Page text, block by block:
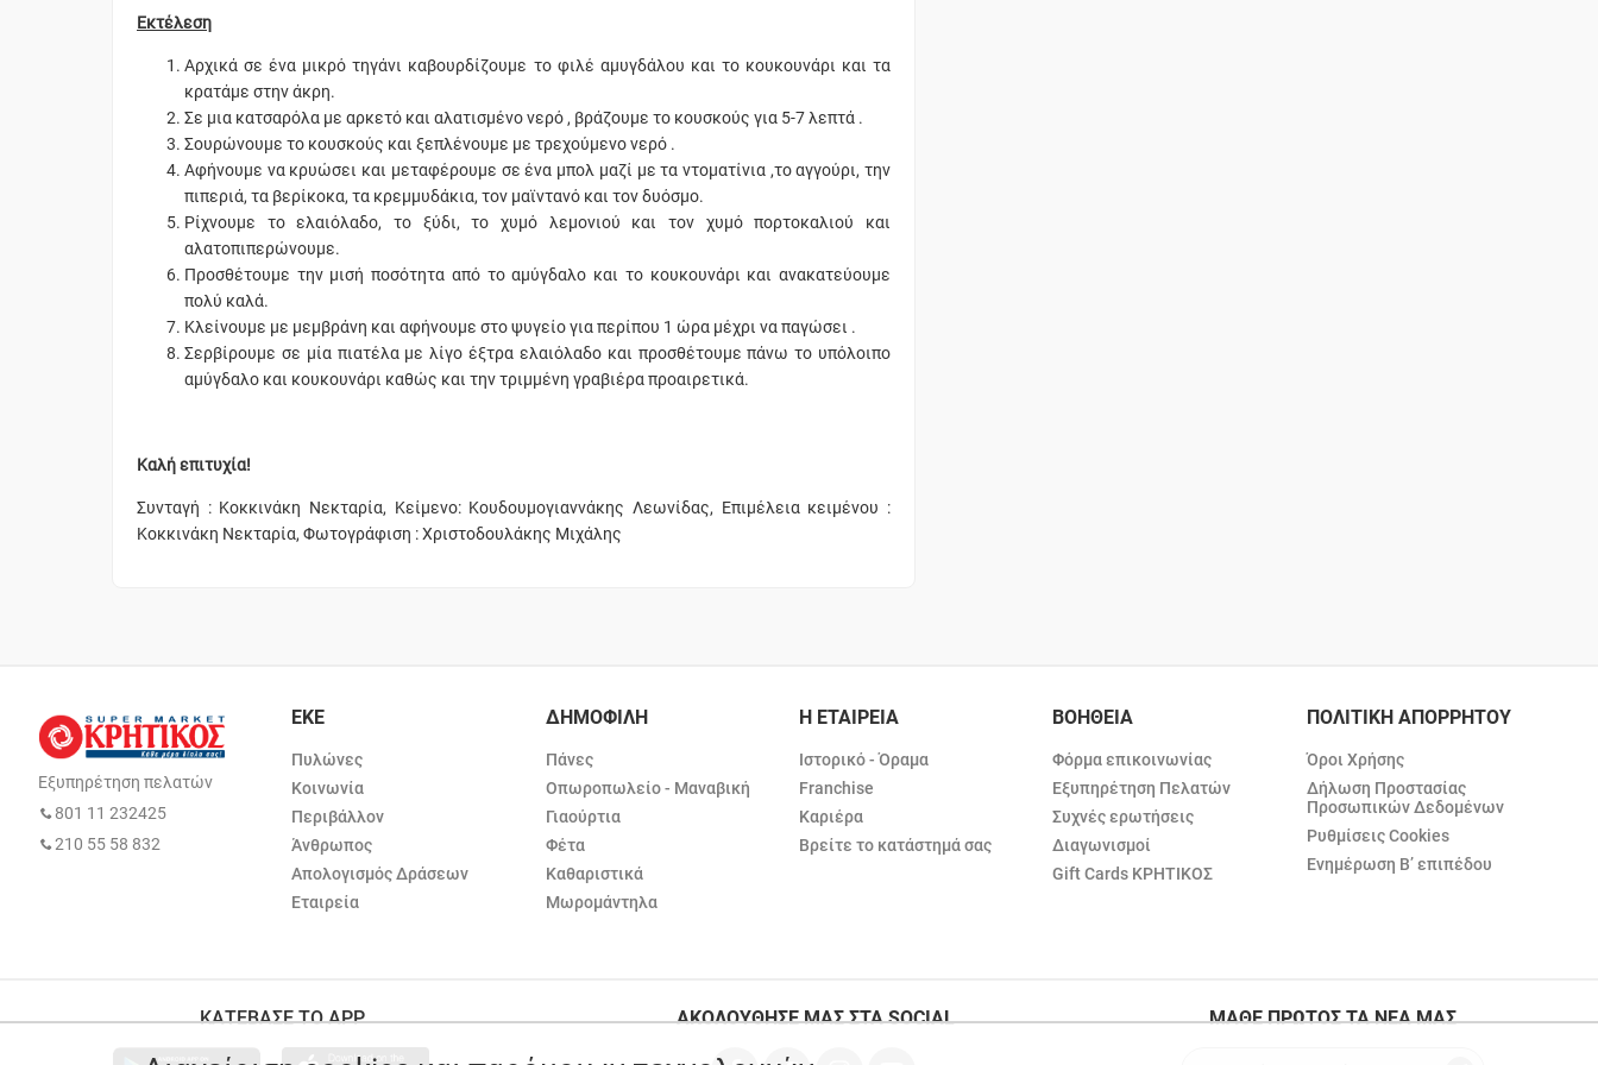
Εκτέλεση
Αρχικά σε ένα μικρό τηγάνι καβουρδίζουμε το φιλέ αμυγδάλου και το κουκουνάρι και τα
κρατάμε στην άκρη.
Σε μια κατσαρόλα με αρκετό και αλατισμένο νερό , βράζουμε το κουσκούς για 5-7 λεπτά .
Σουρώνουμε το κουσκούς και ξεπλένουμε με τρεχούμενο νερό .
Αφήνουμε να κρυώσει και μεταφέρουμε σε ένα μπολ μαζί με τα ντοματίνια ,το αγγούρι, την
πιπεριά, τα βερίκοκα, τα κρεμμυδάκια, τον μαϊντανό και τον δυόσμο.
Ρίχνουμε το ελαιόλαδο, το ξύδι, το χυμό λεμονιού και τον χυμό πορτοκαλιού και
αλατοπιπερώνουμε.
Προσθέτουμε την μισή ποσότητα από το αμύγδαλο και το κουκουνάρι και ανακατεύουμε
πολύ καλά.
Κλείνουμε με μεμβράνη και αφήνουμε στο ψυγείο για περίπου 1 ώρα μέχρι να παγώσει .
Σερβίρουμε σε μία πιατέλα με λίγο έξτρα ελαιόλαδο και προσθέτουμε πάνω το υπόλοιπο
αμύγδαλο και κουκουνάρι καθώς και την τριμμένη γραβιέρα προαιρετικά.
Καλή επιτυχία!
Συνταγή : Κοκκινάκη Νεκταρία, Κείμενο: Κουδουμογιαννάκης Λεωνίδας, Επιμέλεια κειμένου :
Κοκκινάκη Νεκταρία, Φωτογράφιση : Χριστοδουλάκης Μιχάλης
Εξυπηρέτηση πελατών
801 11 232425
210 55 58 832
ΕΚΕ
Πυλώνες
Κοινωνία
Περιβάλλον
Άνθρωπος
Απολογισμός Δράσεων
Εταιρεία
ΔΗΜΟΦΙΛΗ
Πάνες
Οπωροπωλείο - Μαναβική
Γιαούρτια
Φέτα
Καθαριστικά
Μωρομάντηλα
Η ΕΤΑΙΡΕΙΑ
Ιστορικό - Όραμα
Franchise
Καριέρα
Βρείτε το κατάστημά σας
ΒΟΗΘΕΙΑ
Φόρμα επικοινωνίας
Εξυπηρέτηση Πελατών
Συχνές ερωτήσεις
Διαγωνισμοί
Gift Cards ΚΡΗΤΙΚΟΣ
ΠΟΛΙΤΙΚΗ ΑΠΟΡΡΗΤΟΥ
Όροι Χρήσης
Δήλωση Προστασίας
Προσωπικών Δεδομένων
Ρυθμίσεις Cookies
Ενημέρωση Β’ επιπέδου
ΚΑΤΕΒΑΣΕ ΤΟ APP ΑΚΟΛΟΥΘΗΣΕ ΜΑΣ ΣΤΑ SOCIAL ΜΑΘΕ ΠΡΩΤΟΣ ΤΑ ΝΕΑ ΜΑΣ